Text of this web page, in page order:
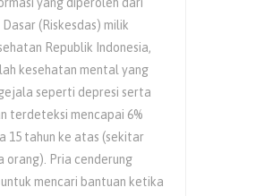
(Riskesdas) milik
Republik Indonesia,
kesehatan mental yang
seperti depresi serta
terdeteksi mencapai 6%
15 tahun ke atas (sekitar
orang). Pria cenderung
mencari bantuan ketika